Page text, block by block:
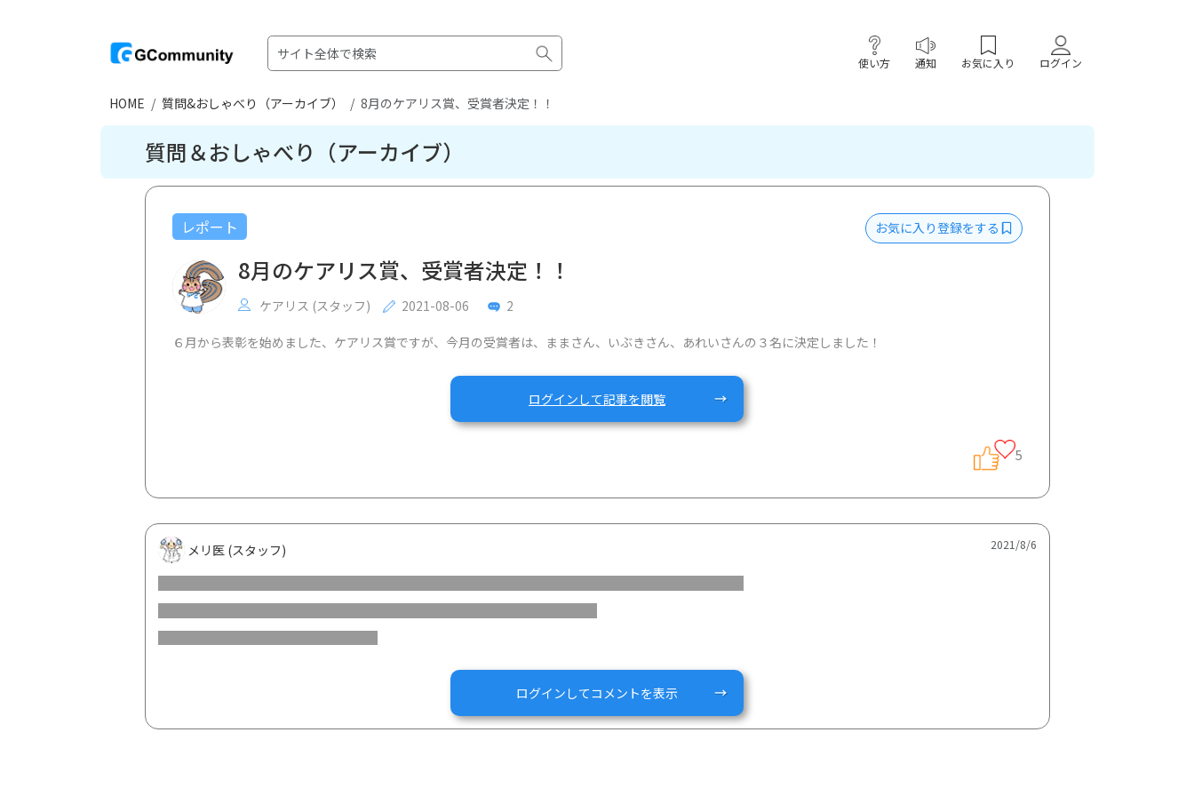
使い方 通知 お気に入り ログイン
HOME 質問&おしゃべり（アーカイブ） 8月のケアリス賞、受賞者決定！！
質問＆おしゃべり（アーカイブ）
レポート お気に入り登録をする
8月のケアリス賞、受賞者決定！！
ケアリス (スタッフ) 2021-08-06 2
６月から表彰を始めました、ケアリス賞ですが、今月の受賞者は、ままさん、いぶきさん、あれいさんの３名に決定しました！
また、プレゼントは、ケアリスとメリ医のZoom壁紙になります。
Zoom交流会の時などに使っていただければ幸いです。
ログインして記事を閲覧
5
メリ医 (スタッフ) 2021/8/6
ログインしてコメントを表示